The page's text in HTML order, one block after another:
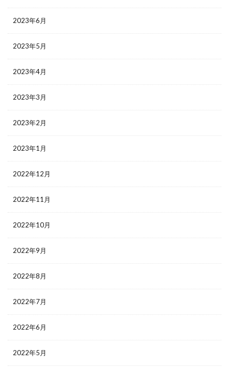
2023年6月
2023年5月
2023年4月
2023年3月
2023年2月
2023年1月
2022年12月
2022年11月
2022年10月
2022年9月
2022年8月
2022年7月
2022年6月
2022年5月